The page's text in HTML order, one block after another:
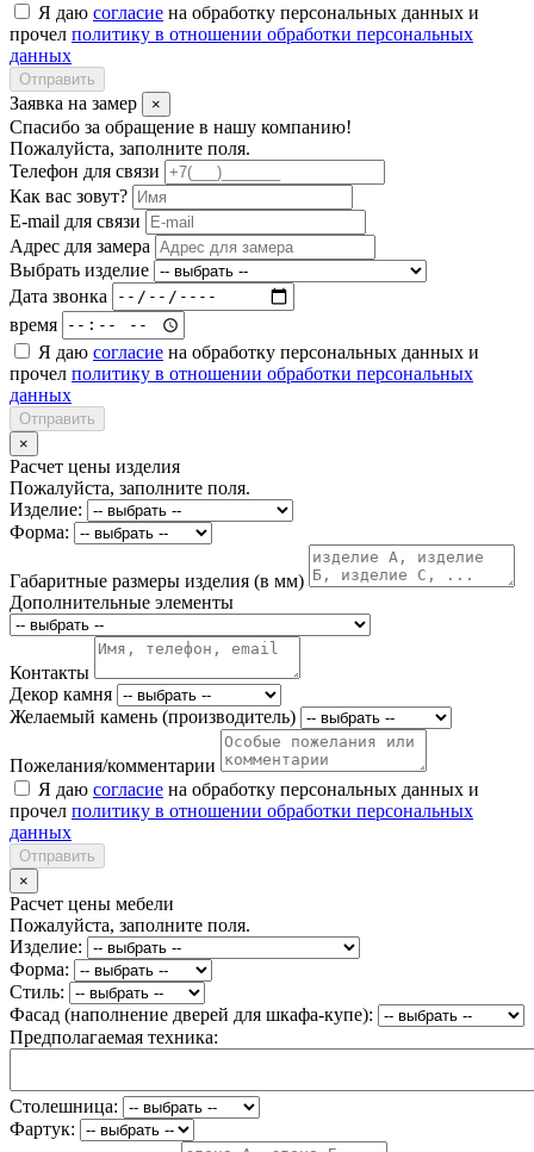
Я даю согласие на обработку персональных данных и
прочел политику в отношении обработки персональных
данных
Отправить
Заявка на замер ×
Спасибо за обращение в нашу компанию!
Пожалуйста, заполните поля.
Телефон для связи
Как вас зовут?
E-mail для связи
Адрес для замера
Выбрать изделие
Дата звонка
время
Я даю согласие на обработку персональных данных и
прочел политику в отношении обработки персональных
данных
Отправить
×
Расчет цены изделия
Пожалуйста, заполните поля.
Изделие:
Форма:
Габаритные размеры изделия (в мм)
Дополнительные элементы
Контакты
Декор камня
Желаемый камень (производитель)
Пожелания/комментарии
Я даю согласие на обработку персональных данных и
прочел политику в отношении обработки персональных
данных
Отправить
×
Расчет цены мебели
Пожалуйста, заполните поля.
Изделие:
Форма:
Стиль:
Фасад (наполнение дверей для шкафа-купе):
Предполагаемая техника:
Столешница:
Фартук: